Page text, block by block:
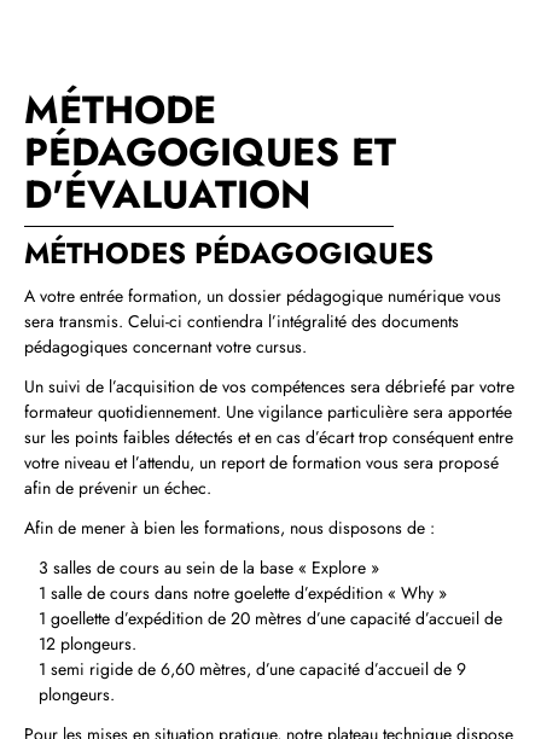
MÉTHODE
PÉDAGOGIQUES ET
D'ÉVALUATION
MÉTHODES PÉDAGOGIQUES
A votre entrée formation, un dossier pédagogique numérique vous
sera transmis. Celui‑ci contiendra l’intégralité des documents
pédagogiques concernant votre cursus.
Un suivi de l’acquisition de vos compétences sera débriefé par votre
formateur quotidiennement. Une vigilance particulière sera apportée
sur les points faibles détectés et en cas d’écart trop conséquent entre
votre niveau et l’attendu, un report de formation vous sera proposé
afin de prévenir un échec.
Afin de mener à bien les formations, nous disposons de :
3 salles de cours au sein de la base « Explore »
1 salle de cours dans notre goelette d’expédition « Why »
1 goellette d’expédition de 20 mètres d’une capacité d’accueil de
12 plongeurs.
1 semi rigide de 6,60 mètres, d’une capacité d’accueil de 9
plongeurs.
Pour les mises en situation pratique, notre plateau technique dispose